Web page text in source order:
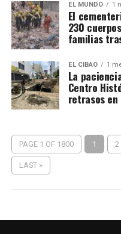
EL MUNDO 1
El
230
familias
EL CIBAO 1
La
Centro
retrasos
PAGE 1 OF 1800 1 2
LAST »